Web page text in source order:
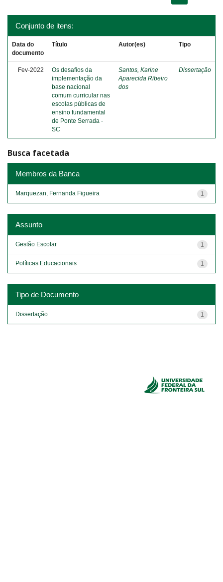
Conjunto de itens:
Data do
documento
Título Autor(es) Tipo
Fev-2022
Os desafios da
implementação da
base nacional
comum curricular nas
escolas públicas de
ensino fundamental
de Ponte Serrada -
SC
Santos, Karine
Aparecida Ribeiro
dos
Dissertação
Busca facetada
Membros da Banca
1
Marquezan, Fernanda Figueira
Assunto
1
Gestão Escolar
1
Políticas Educacionais
Tipo de Documento
1
Dissertação